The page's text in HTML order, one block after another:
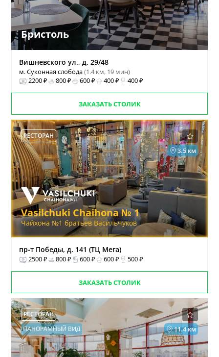
Бристоль
Вишневского ул., д. 29/48
м. Суконная слобода(1.4 км, 19 мин)
2200 ₽
800 ₽ 600 ₽ 400 ₽ 400 ₽
ЗАКАЗАТЬ СТОЛИК
РЕСТОРАН
3.5 км
Vasilchuki Chaihona № 1
Чайхона №1 братьев Васильчуков
пр-т Победы, д. 141 (ТЦ Мега)
2500 ₽ 800 ₽ 600 ₽ 600 ₽ 500 ₽
ЗАКАЗАТЬ СТОЛИК
РЕСТОРАН
11.4 км
ПАНОРАМНЫЙ ВИД